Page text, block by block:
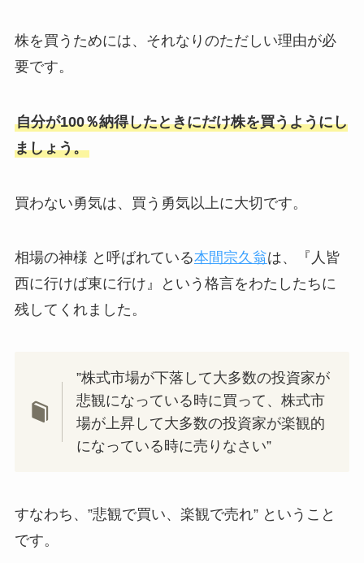
株を買うためには、それなりのただしい理由が必
要です。
自分が100％納得したときにだけ株を買うようにし
ましょう。
買わない勇気は、買う勇気以上に大切です。
相場の神様 と呼ばれている本間宗久翁は、『人皆
西に行けば東に行け』という格言をわたしたちに
残してくれました。
”株式市場が下落して大多数の投資家が
悲観になっている時に買って、株式市
場が上昇して大多数の投資家が楽観的
になっている時に売りなさい”
すなわち、”悲観で買い、楽観で売れ” ということ
です。